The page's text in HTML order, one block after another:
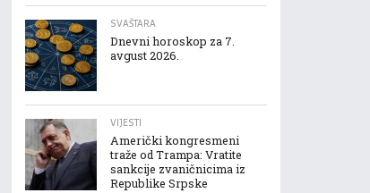
SVAŠTARA
Dnevni horoskop za 7.
avgust 2026.
VIJESTI
Američki kongresmeni
traže od Trampa: Vratite
sankcije zvaničnicima iz
Republike Srpske